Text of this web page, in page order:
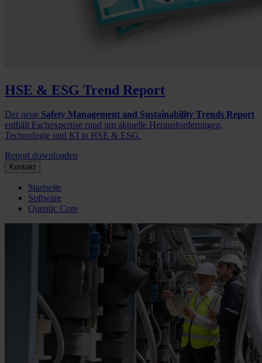
HSE & ESG Trend Report
Der neue Safety Management and Sustainability Trends Report
enthält Fachexpertise rund um aktuelle Herausforderungen,
Technologie und KI in HSE & ESG.
Report downloaden
Kontakt
Startseite
Software
Quentic Core